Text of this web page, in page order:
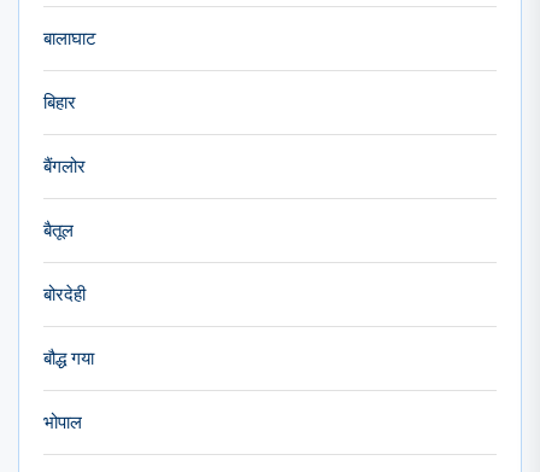
बालाघाट
बिहार
बैंगलोर
बैतूल
बोरदेही
बौद्ध गया
भोपाल